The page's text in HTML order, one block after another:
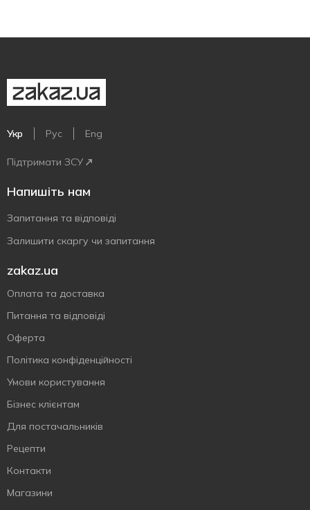
Укр Рус Eng
Підтримати ЗСУ
Напишіть нам
Запитання та відповіді
Залишити скаргу чи запитання
zakaz.ua
Оплата та доставка
Питання та відповіді
Оферта
Політика конфіденційності
Умови користування
Бізнес клієнтам
Для постачальників
Рецепти
Контакти
Магазини